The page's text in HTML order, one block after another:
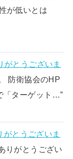
が低いとは
がとうございま
防衛協会のHP
「ターゲット…”
がとうございま
りがとうござい